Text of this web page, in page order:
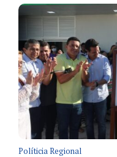
Políticia Regional